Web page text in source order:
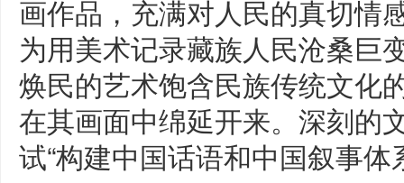
画作品，充满对人民的真切情
为用美术记录藏族人民沧桑巨
焕民的艺术饱含民族传统文化
在其画面中绵延开来。深刻的
试“构建中国话语和中国叙事